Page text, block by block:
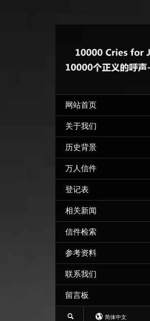
网站首页
关于我们
历史背景
万人信件
登记表
相关新闻
信件检索
参考资料
联系我们
留言板
简体中文